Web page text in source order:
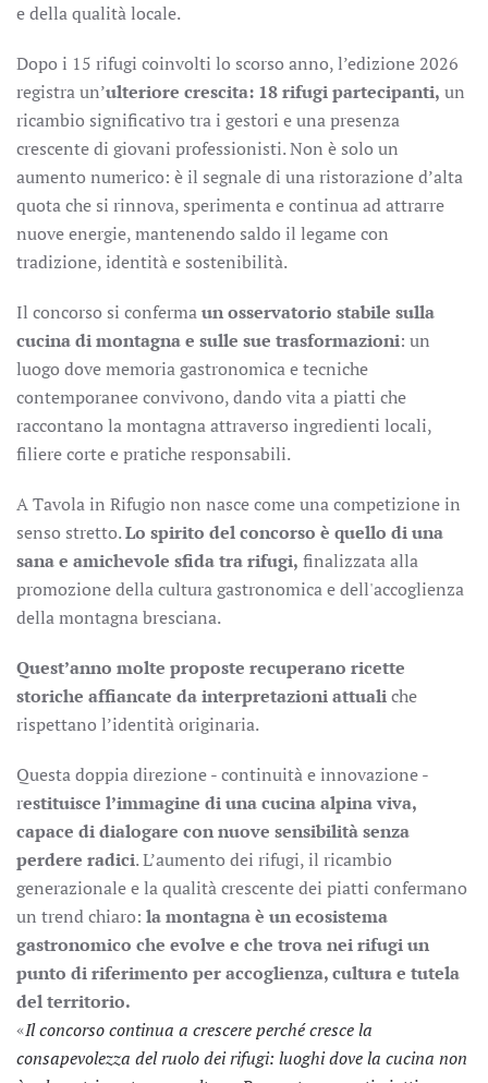
e della qualità locale.
Dopo i 15 rifugi coinvolti lo scorso anno, l’edizione 2026
registra un’ulteriore crescita: 18 rifugi partecipanti, un
ricambio significativo tra i gestori e una presenza
crescente di giovani professionisti. Non è solo un
aumento numerico: è il segnale di una ristorazione d’alta
quota che si rinnova, sperimenta e continua ad attrarre
nuove energie, mantenendo saldo il legame con
tradizione, identità e sostenibilità.
Il concorso si confermaun osservatorio stabile sulla
cucina di montagna e sulle sue trasformazioni: un
luogo dove memoria gastronomica e tecniche
contemporanee convivono, dando vita a piatti che
raccontano la montagna attraverso ingredienti locali,
filiere corte e pratiche responsabili.
A Tavola in Rifugio non nasce come una competizione in
senso stretto.Lo spirito del concorso è quello di una
sana e amichevole sfida tra rifugi, finalizzata alla
promozione della cultura gastronomica e dell'accoglienza
della montagna bresciana.
Quest’anno molte proposte recuperano ricette
storiche affiancate da interpretazioni attualiche
rispettano l’identità originaria.
Questa doppia direzione - continuità e innovazione -
restituisce l’immagine di una cucina alpina viva,
capace di dialogare con nuove sensibilità senza
perdere radici. L’aumento dei rifugi, il ricambio
generazionale e la qualità crescente dei piatti confermano
un trend chiaro: la montagna è un ecosistema
gastronomico che evolve e che trova nei rifugi un
punto di riferimento per accoglienza, cultura e tutela
del territorio.
«Il concorso continua a crescere perchécresce la
consapevolezza del ruolo dei rifugi: luoghi dove la cucina non